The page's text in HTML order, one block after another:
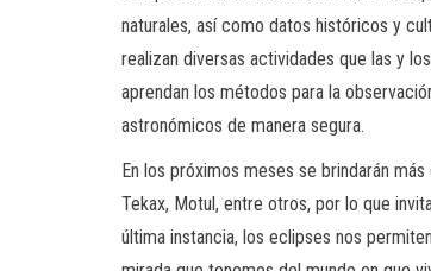
naturales, así como datos históricos y
realizan diversas actividades que las y
aprendan los métodos para la
astronómicos de manera segura.
En los próximos meses se brindarán
Tekax, Motul, entre otros, por lo que
última instancia, los eclipses nos